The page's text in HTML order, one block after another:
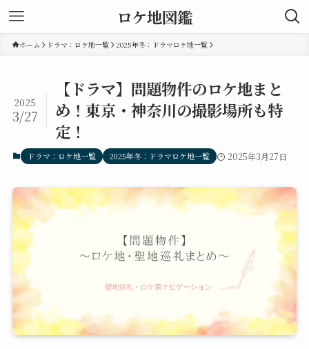
ロケ地図鑑
ホーム ドラマ：ロケ地一覧 2025年冬：ドラマロケ地一覧
【ドラマ】問題物件のロケ地まと
め！東京・神奈川の撮影場所も特
定！
2025
3/27
ドラマ：ロケ地一覧 2025年冬：ドラマロケ地一覧 2025年3月27日